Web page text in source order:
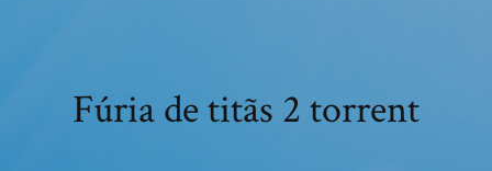
Fúria de titãs 2 torrent